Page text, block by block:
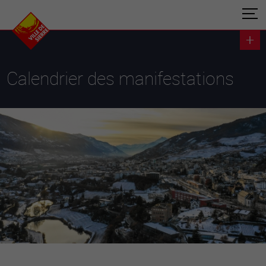
Calendrier des manifestations